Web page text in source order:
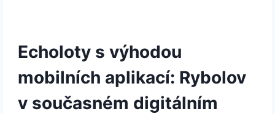
Echoloty s výhodou
mobilních aplikací: Rybolov
v současném digitálním